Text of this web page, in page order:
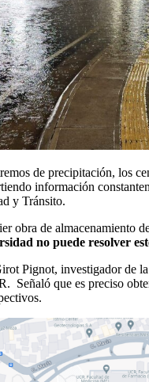
de precipitación, los
información
y Tránsito.
obra de almacenamiento
no puede resolver
Pignot, investigador de
Señaló que es preciso